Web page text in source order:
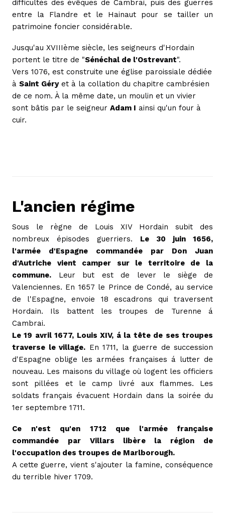
difficultés des évêques de Cambrai, puis des guerres
entre la Flandre et le Hainaut pour se tailler un
patrimoine foncier considérable.
Jusqu'au XVIIIème siècle, les seigneurs d'Hordain
portent le titre de "Sénéchal de l'Ostrevant".
Vers 1076, est construite une église paroissiale dédiée
à Saint Géryet à la collation du chapitre cambrésien
de ce nom. À la même date, un moulin et un vivier
sont bâtis par le seigneur Adam I ainsi qu'un four à
cuir.
L'ancien régime
Sous le règne de Louis XIV Hordain subit des
nombreux épisodes guerriers. Le 30 juin 1656,
l'armée d'Espagne commandée par Don Juan
d'Autriche vient camper sur le territoire de la
commune. Leur but est de lever le siège de
Valenciennes. En 1657 le Prince de Condé, au service
de l'Espagne, envoie 18 escadrons qui traversent
Hordain. Ils battent les troupes de Turenne á
Cambrai.
Le 19 avril 1677, Louis XIV, á la tête de ses troupes
traverse le village. En 1711, la guerre de succession
d'Espagne oblige les armées françaises á lutter de
nouveau. Les maisons du village où logent les officiers
sont pillées et le camp livré aux flammes. Les
soldats français évacuent Hordain dans la soirée du
1er septembre 1711.
Ce n'est qu'en 1712 que l'armée française
commandée par Villars libère la région de
l'occupation des troupes de Marlborough.
A cette guerre, vient s'ajouter la famine, conséquence
du terrible hiver 1709.